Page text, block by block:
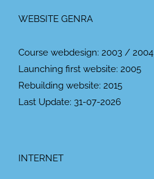
WEBSITE GENRA
Course webdesign: 2003 / 2004
Launching first website: 2005
Rebuilding website: 2015
Last Update: 31-07-2026
INTERNET